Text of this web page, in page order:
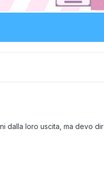
dalla loro uscita, ma devo